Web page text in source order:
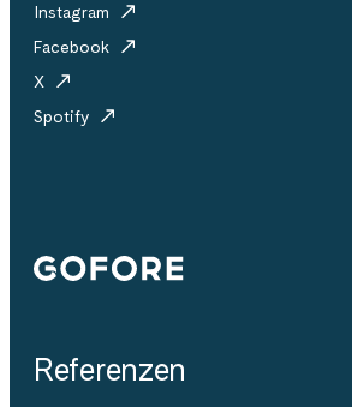
Instagram
Facebook
X
Spotify
Gofore
Referenzen